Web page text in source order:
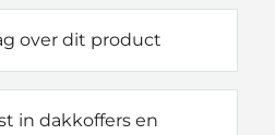
over dit product
in dakkoffers en